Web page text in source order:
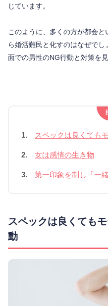
じています。
このように、多くの方が都会
ら婚活難民と化すのはなぜで
面での男性のNG行動と対策を
1. スペックは良くても
2. 女は感情の生き物
3. 第一印象を制し「一
スペックは良くても
動